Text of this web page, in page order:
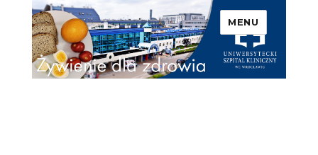
Uniwersytecki Szpital
Kliniczny we Wrocławiu –
Żywienie dla zdrowia
MENU